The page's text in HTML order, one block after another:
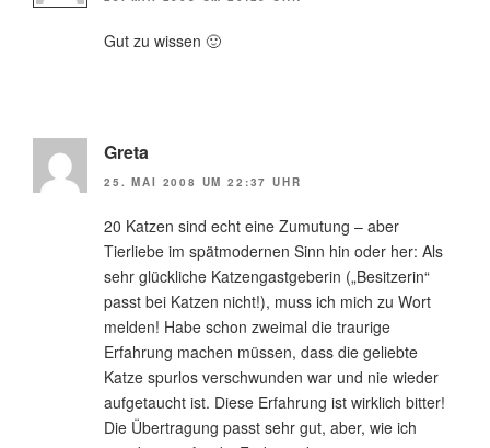
Gut zu wissen 🙂
Greta
25. MAI 2008 UM 22:37 UHR
20 Katzen sind echt eine Zumutung – aber
Tierliebe im spätmodernen Sinn hin oder her: Als
sehr glückliche Katzengastgeberin („Besitzerin“
passt bei Katzen nicht!), muss ich mich zu Wort
melden! Habe schon zweimal die traurige
Erfahrung machen müssen, dass die geliebte
Katze spurlos verschwunden war und nie wieder
aufgetaucht ist. Diese Erfahrung ist wirklich bitter!
Die Übertragung passt sehr gut, aber, wie ich